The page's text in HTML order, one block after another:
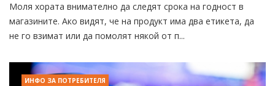
Моля хората внимателно да следят срока на годност в
магазините. Ако видят, че на продукт има два етикета, да
не го взимат или да помолят някой от п...
ИНФО ЗА ПОТРЕБИТЕЛЯ